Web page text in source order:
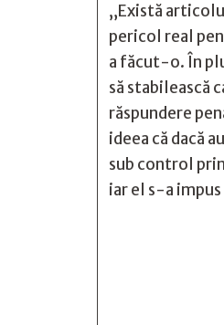
„Există
pericol real
a făcut-o. În
să stabilească
răspundere
ideea că dacă
sub control
iar el s-a